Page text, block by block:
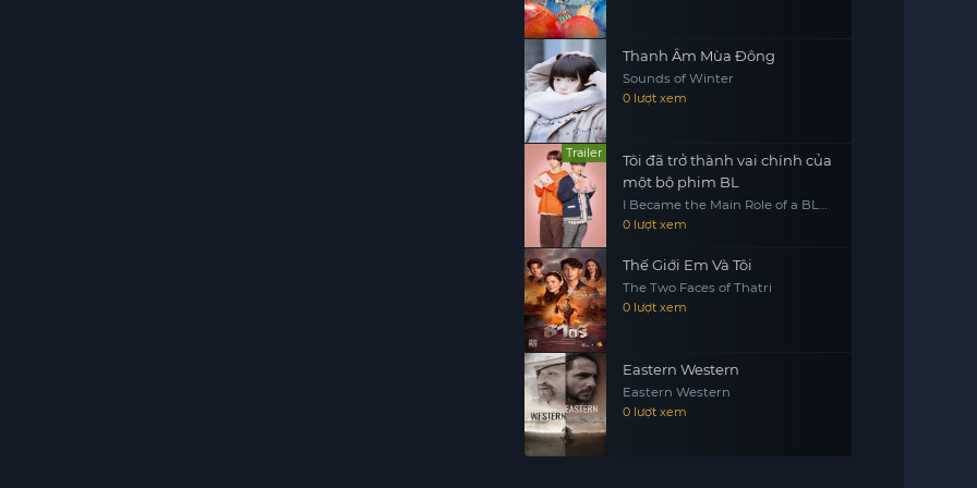
Thanh Âm Mùa Đông
Sounds of Winter
0 lượt xem
Trailer
Tôi đã trở thành vai chính của
một bộ phim BL
I Became the Main Role of a BL
Drama
0 lượt xem
Thế Giới Em Và Tôi
The Two Faces of Thatri
0 lượt xem
Eastern Western
Eastern Western
0 lượt xem